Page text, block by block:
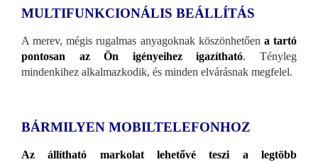
MULTIFUNKCIONÁLIS BEÁLLÍTÁS
A merev, mégis rugalmas anyagoknak köszönhetően a tartó
pontosan az Ön igényeihez igazítható. Tényleg
mindenkihez alkalmazkodik, és minden elvárásnak megfelel.
BÁRMILYEN MOBILTELEFONHOZ
Az állítható markolat lehetővé teszi a legtöbb